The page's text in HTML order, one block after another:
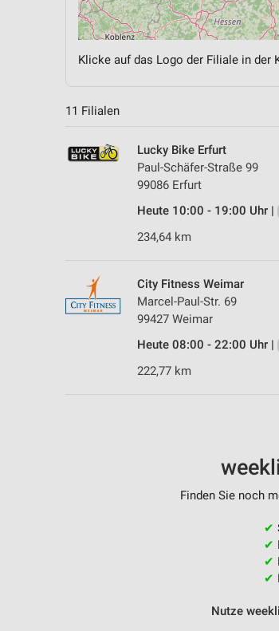
Klicke auf das Logo der Filiale in der
11 Filialen
Lucky Bike Erfurt
Paul-Schäfer-Straße 99
99086 Erfurt
Heute 10:00 - 19:00 Uhr |
234,64 km
City Fitness Weimar
Marcel-Paul-Str. 69
99427 Weimar
Heute 08:00 - 22:00 Uhr |
222,77 km
Finden Sie noch
✔
✔
✔
✔
Nutze